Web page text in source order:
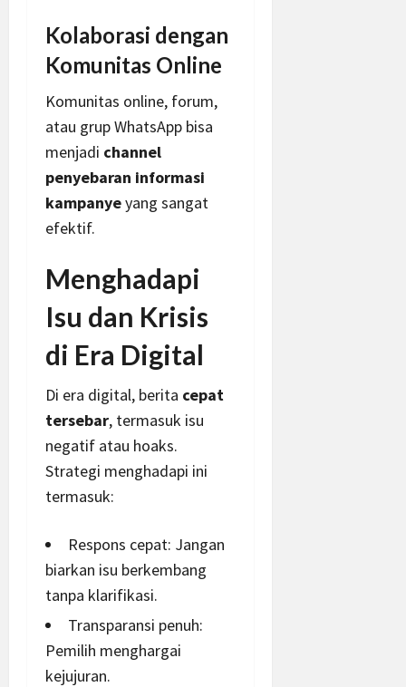
Kolaborasi dengan
Komunitas Online
Komunitas online, forum,
atau grup WhatsApp bisa
menjadi channel
penyebaran informasi
kampanyeyang sangat
efektif.
Menghadapi
Isu dan Krisis
di Era Digital
Di era digital, berita cepat
tersebar, termasuk isu
negatif atau hoaks.
Strategi menghadapi ini
termasuk:
Respons cepat: Jangan
biarkan isu berkembang
tanpa klarifikasi.
Transparansi penuh:
Pemilih menghargai
kejujuran.